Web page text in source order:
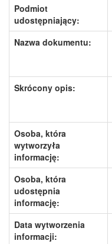
Podmiot
udostępniający:
Nazwa dokumentu:
Skrócony opis:
Osoba, która
wytworzyła
informację:
Osoba, która
udostępnia
informację:
Data wytworzenia
informacji: